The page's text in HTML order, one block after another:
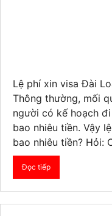
Lệ phí xin visa Đài
Thông thường, mối
người có kế hoạch
bao nhiêu tiền. Vậy
bao nhiêu tiền? Hỏi:
Đọc tiếp